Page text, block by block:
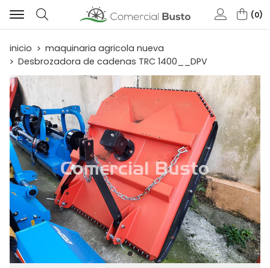
Buscar
0
inicio
maquinaria agricola nueva
Desbrozadora de cadenas TRC 1400__DPV